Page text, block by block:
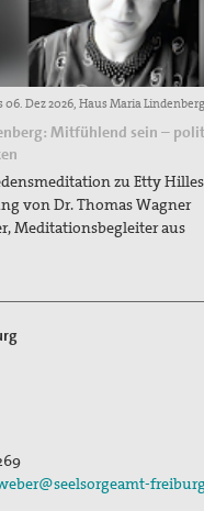
Mitfühlend sein –
zu Etty
von Dr. Thomas Wagner
Meditationsbegleiter aus